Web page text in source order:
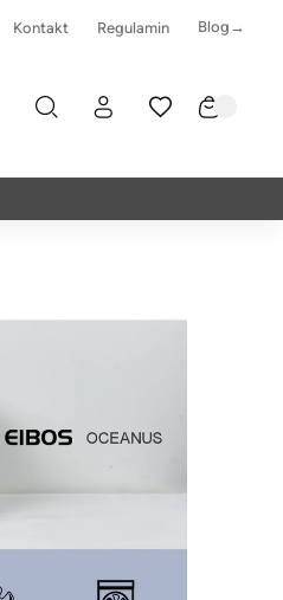
Kontakt Regulamin Blog→